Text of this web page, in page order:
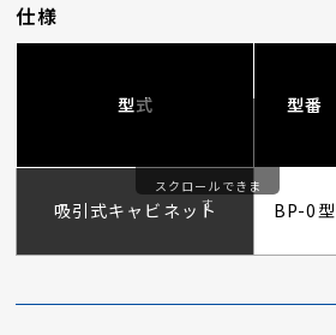
仕様
型式 型番
吸引式キャビネット BP-0型
スクロールできま
す